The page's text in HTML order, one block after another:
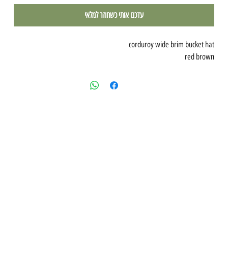
עדכנו אותי כשחוזר למלאי
corduroy wide brim bucket hat
red brown